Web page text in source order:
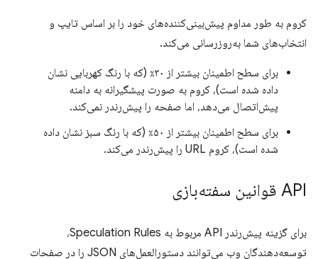
کروم به طور مداوم پیش‌بینی‌کننده‌های خود را بر اساس تایپ و
انتخاب‌های شما به‌روزرسانی می‌کند.
برای سطح اطمینان بیشتر از ۳۰٪ (که با رنگ کهربایی نشان
داده شده است)، کروم به صورت پیشگیرانه به دامنه
پیش‌اتصال می‌دهد، اما صفحه را پیش‌رندر نمی‌کند.
برای سطح اطمینان بیشتر از ۵۰٪ (که با رنگ سبز نشان داده
شده است)، کروم URL را پیش‌رندر می‌کند.
API قوانین سفته‌بازی
برای گزینه پیش‌رندر API مربوط به Speculation Rules،
توسعه‌دهندگان وب می‌توانند دستورالعمل‌های JSON را در صفحات